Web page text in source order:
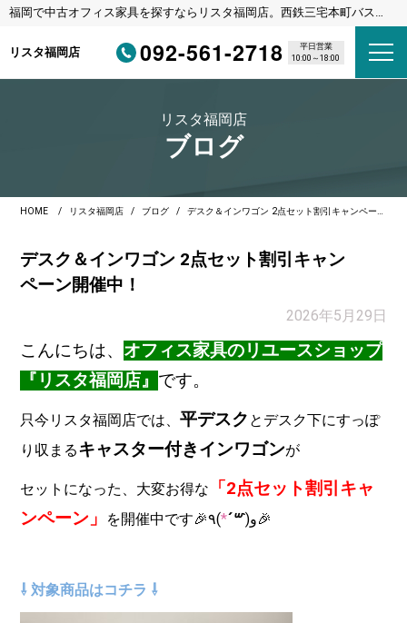
福岡で中古オフィス家具を探すならリスタ福岡店。西鉄三宅本町バス停
リスタ福岡店
092-561-2718
平日営業
10:00～18:00
リスタ福岡店
ブログ
HOME リスタ福岡店 ブログ デスク＆インワゴン 2点セット割引キャンペーン開催中！
デスク＆インワゴン 2点セット割引キャン
ペーン開催中！
2026年5月29日
こんにちは、 オフィス家具のリユースショップ
『リスタ福岡店』 です。
只今リスタ福岡店では、平デスク とデスク下にすっぽ
り収まるキャスター付きインワゴンが
セットになった、大変お得な
「2点セット割引キャ
ンペーン」
を開催中です🎉و(`
꒳´
* )٩🎉
⇩ 対象商品はコチラ ⇩